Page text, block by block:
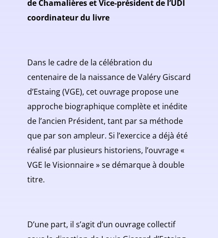
de Chamalières et Vice-président de l’UDI
coordinateur du livre
Dans le cadre de la célébration du
centenaire de la naissance de Valéry Giscard
d’Estaing (VGE), cet ouvrage propose une
approche biographique complète et inédite
de l’ancien Président, tant par sa méthode
que par son ampleur. Si l’exercice a déjà été
réalisé par plusieurs historiens, l’ouvrage «
VGE le Visionnaire » se démarque à double
titre.
D’une part, il s’agit d’un ouvrage collectif